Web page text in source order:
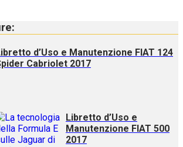
d’Uso e Manutenzione FIAT 124
Cabriolet 2017
Libretto d’Uso e
Manutenzione FIAT 500
2017